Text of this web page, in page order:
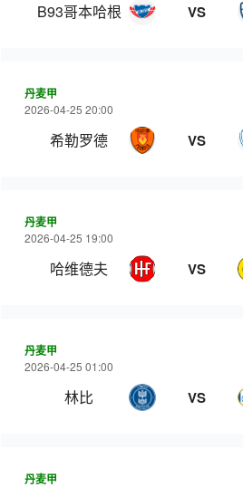
B93哥本哈根 VS
丹麦甲
2026-04-25 20:00
希勒罗德 VS
丹麦甲
2026-04-25 19:00
哈维德夫 VS
丹麦甲
2026-04-25 01:00
林比 VS
丹麦甲